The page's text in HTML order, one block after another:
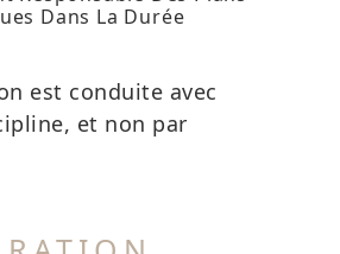
Dans La Durée
est conduite avec
et non par